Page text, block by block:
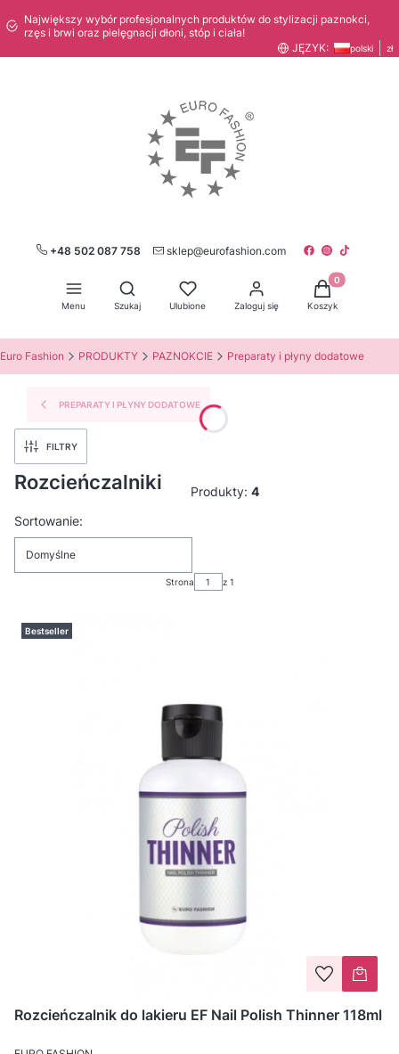
Największy wybór profesjonalnych produktów do stylizacji paznokci,
rzęs i brwi oraz pielęgnacji dłoni, stóp i ciała!
JĘZYK:
polski zł
+48 502 087 758 sklep@eurofashion.com
Menu
Otwórz wyszukiwarkę
Szukaj Ulubione Zaloguj się
Produkty w
Koszyk
Euro Fashion PRODUKTY PAZNOKCIE Preparaty i płyny dodatowe
PREPARATY I PŁYNY DODATOWE
FILTRY
Rozcieńczalniki Produkty: 4
Lista produktów
Sortowanie:
Domyślne
Strona z 1
Bestseller
Rozcieńczalnik do lakieru EF Nail Polish Thinner 118ml